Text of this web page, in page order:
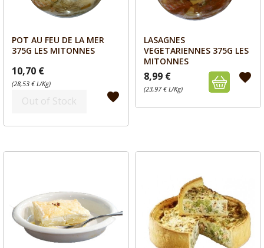
Aperçu
POT AU FEU DE LA MER
375G LES MITONNES
10,70 €
(28,53 € L/Kg)
Out of Stock favorite

LASAGNES
VEGETARIENNES 375G LES
MITONNES
8,99 €
(23,97 € L/Kg)
favorite